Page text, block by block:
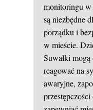
monitoringu w
są niezbędne
porządku i
w mieście.
Suwałki
reagować na
awaryjne,
przestępczości